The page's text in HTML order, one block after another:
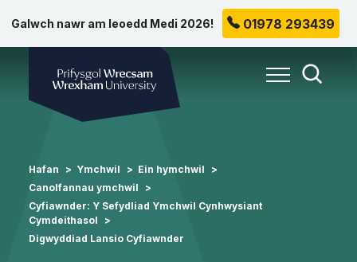
Galwch nawr am leoedd Medi 2026! 01978 293439
Toggle
Hafan Ymchwil
Ein hymchwil
Canolfannau ymchwil
Cyfiawnder: Y Sefydliad Ymchwil Cynhwysiant
Cymdeithasol
Digwyddiad Lansio Cyfiawnder